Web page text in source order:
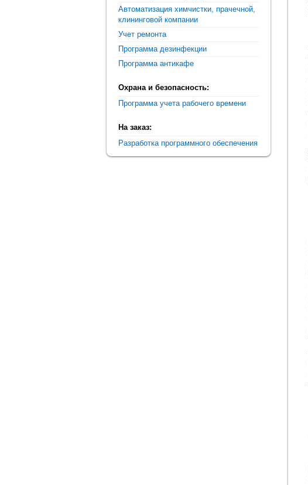
Автоматизация химчистки, прачечной,
клининговой компании
Учет ремонта
Программа дезинфекции
Программа антикафе
Охрана и безопасность:
Программа учета рабочего времени
На заказ:
Разработка программного обеспечения